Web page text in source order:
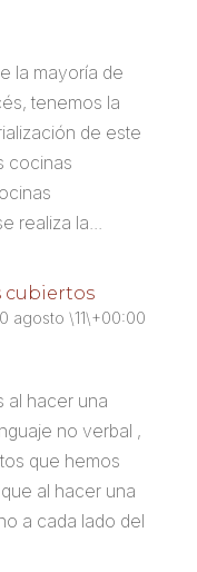
la mayoría de
tenemos la
de este
cocinas
realiza la...
cubiertos
agosto \11\+00:00
al hacer una
no verbal ,
que hemos
al hacer una
a cada lado del